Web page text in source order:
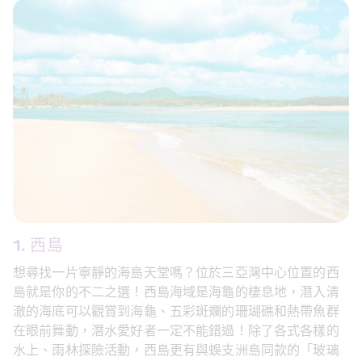
1. 西島
想尋找一片寧靜的海島天堂嗎？位於三亞灣中心位置的西
島就是你的不二之選！西島海域是海龜的棲息地，潛入清
澈的海底可以觀賞到海龜、五彩斑斕的珊瑚礁和熱帶魚群
在眼前舞動，潛水愛好者一定不能錯過！除了各式各樣的
水上、雨林探險活動，西島更有與蜈支洲島同款的「玻璃